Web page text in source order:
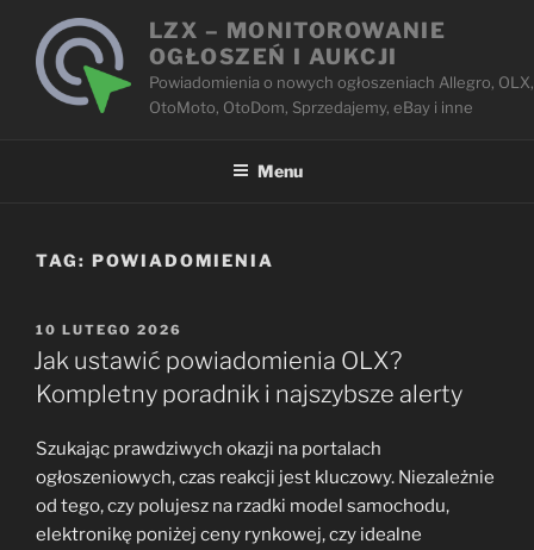
treści
LZX – MONITOROWANIE
OGŁOSZEŃ I AUKCJI
Powiadomienia o nowych ogłoszeniach Allegro, OLX,
OtoMoto, OtoDom, Sprzedajemy, eBay i inne
Menu
TAG: POWIADOMIENIA
OPUBLIKOWANE
W
10 LUTEGO 2026
Jak ustawić powiadomienia OLX?
Kompletny poradnik i najszybsze alerty
Szukając prawdziwych okazji na portalach
ogłoszeniowych, czas reakcji jest kluczowy. Niezależnie
od tego, czy polujesz na rzadki model samochodu,
elektronikę poniżej ceny rynkowej, czy idealne